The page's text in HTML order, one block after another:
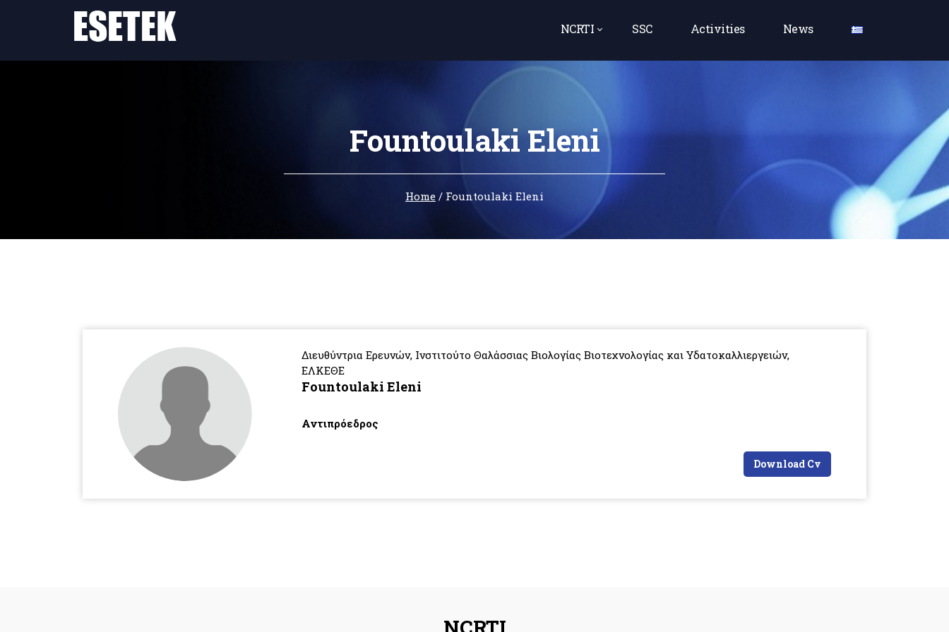
NCRTI SSC Activities News
Fountoulaki Eleni
Home / Fountoulaki Eleni
Διευθύντρια Ερευνών, Ινστιτούτο Θαλάσσιας Βιολογίας Βιοτεχνολογίας και Υδατοκαλλιεργειών,
ΕΛΚΕΘΕ
Fountoulaki Eleni
Αντιπρόεδρος
Download Cv